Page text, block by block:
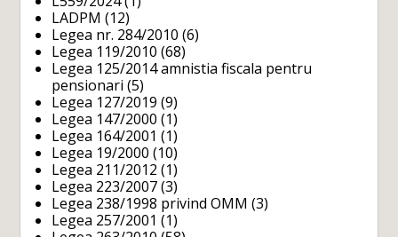
LADPM (12)
Legea nr. 284/2010 (6)
Legea 119/2010 (68)
Legea 125/2014 amnistia fiscala pentru
pensionari (5)
Legea 127/2019 (9)
Legea 147/2000 (1)
Legea 164/2001 (1)
Legea 19/2000 (10)
Legea 211/2012 (1)
Legea 223/2007 (3)
Legea 238/1998 privind OMM (3)
Legea 257/2001 (1)